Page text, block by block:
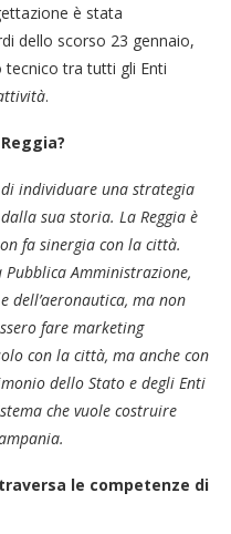
è stata
dello scorso 23 gennaio,
tra tutti gli Enti
.
di individuare una strategia
sua storia. La Reggia è
fa sinergia con la città.
Amministrazione,
dell’aeronautica, ma non
fare marketing
con la città, ma anche con
dello Stato e degli Enti
che vuole costruire
le competenze di